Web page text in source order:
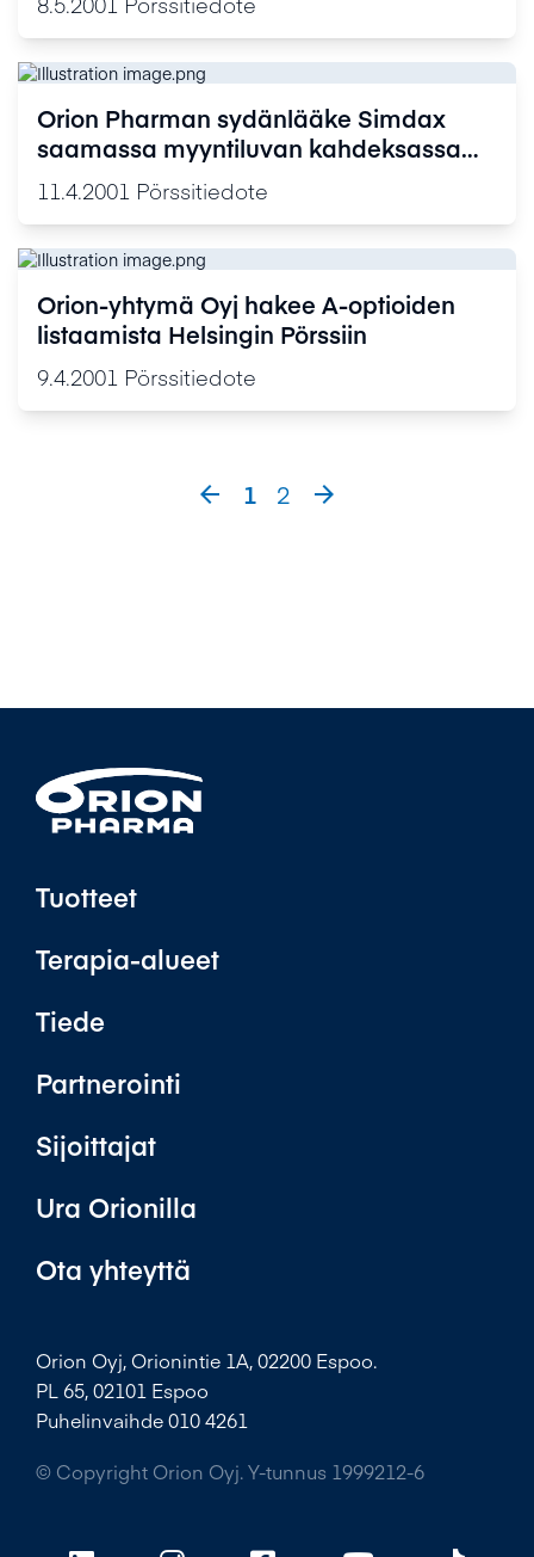
Orion Pharman sydänlääke Simdax
saamassa myyntiluvan kahdeksassa
Euroopan maassa
11.4.2001 Pörssitiedote
Orion-yhtymä Oyj hakee A-optioiden
listaamista Helsingin Pörssiin
9.4.2001 Pörssitiedote
 1 2 
Tuotteet
Terapia-alueet
Tiede
Partnerointi
Sijoittajat
Ura Orionilla
Ota yhteyttä
Orion Oyj, Orionintie 1A, 02200 Espoo.
PL 65, 02101 Espoo
Puhelinvaihde 010 4261
© Copyright Orion Oyj. Y-tunnus 1999212-6